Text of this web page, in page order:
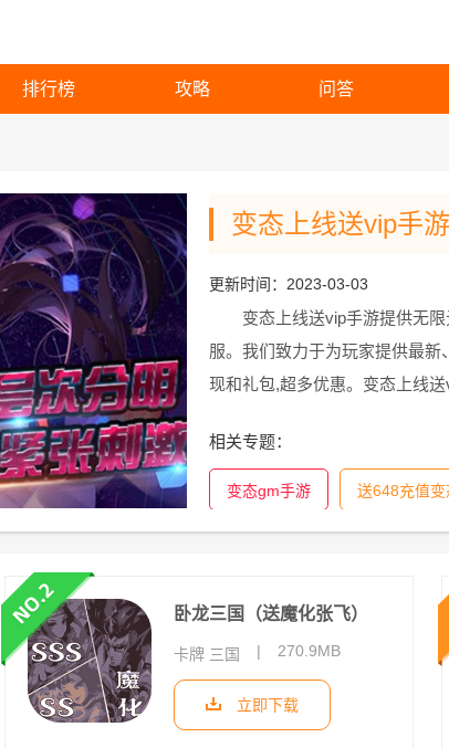
排行榜 攻略 问答
变态上线送vip手游
更新时间：2023-03-03
变态上线送vip手游提供无
服。我们致力于为玩家提供最
现和礼包,超多优惠。变态上线
相关专题：
变态gm手游 送648充值
卧龙三国（送魔化张飞）
卡牌 三国 | 270.9MB
立即下载